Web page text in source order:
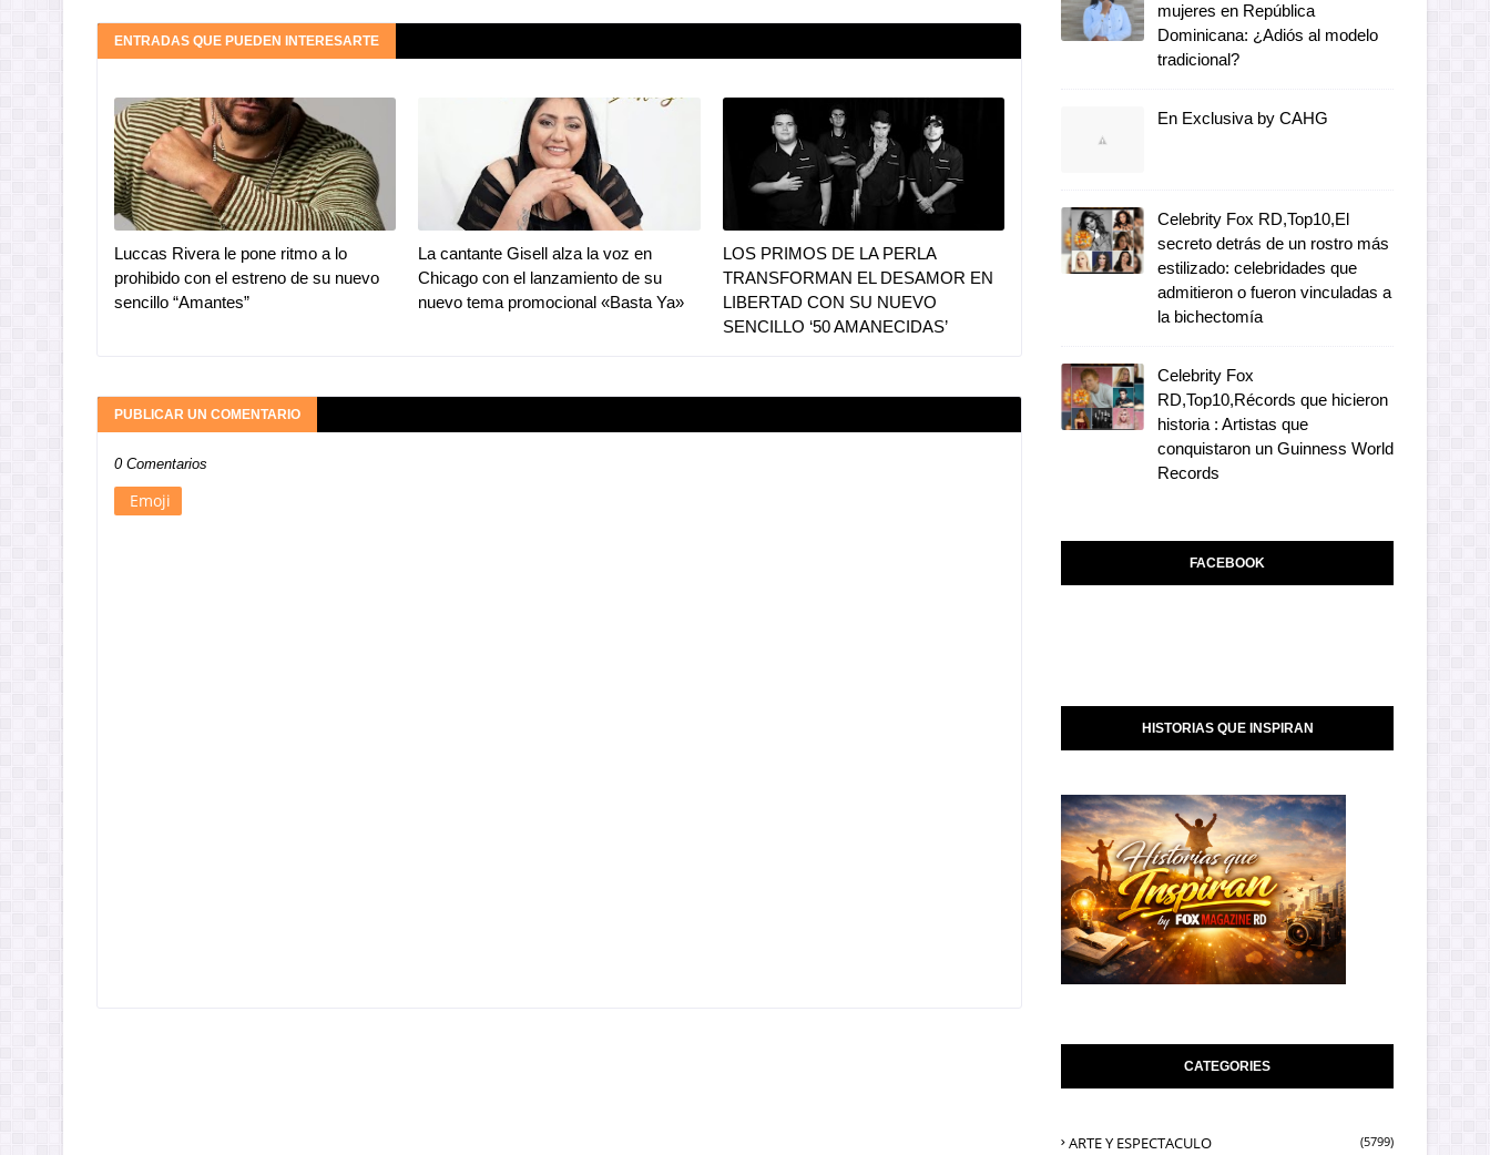
ENTRADAS QUE PUEDEN INTERESARTE
Luccas Rivera le pone ritmo a lo
prohibido con el estreno de su nuevo
sencillo “Amantes”
La cantante Gisell alza la voz en
Chicago con el lanzamiento de su
nuevo tema promocional «Basta Ya»
LOS PRIMOS DE LA PERLA
TRANSFORMAN EL DESAMOR EN
LIBERTAD CON SU NUEVO
SENCILLO ‘50 AMANECIDAS’
PUBLICAR UN COMENTARIO
0 Comentarios
Emoji
mujeres en República
Dominicana: ¿Adiós al modelo
tradicional?
En Exclusiva by CAHG
Celebrity Fox RD,Top10,El
secreto detrás de un rostro más
estilizado: celebridades que
admitieron o fueron vinculadas a
la bichectomía
Celebrity Fox
RD,Top10,Récords que hicieron
historia : Artistas que
conquistaron un Guinness World
Records
FACEBOOK
HISTORIAS QUE INSPIRAN
CATEGORIES
ARTE Y ESPECTACULO (5799)